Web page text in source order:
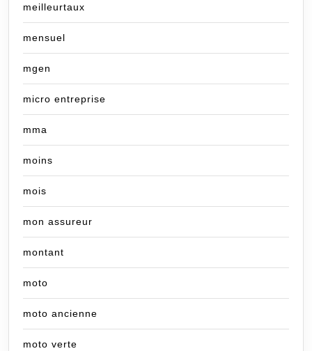
meilleurtaux
mensuel
mgen
micro entreprise
mma
moins
mois
mon assureur
montant
moto
moto ancienne
moto verte